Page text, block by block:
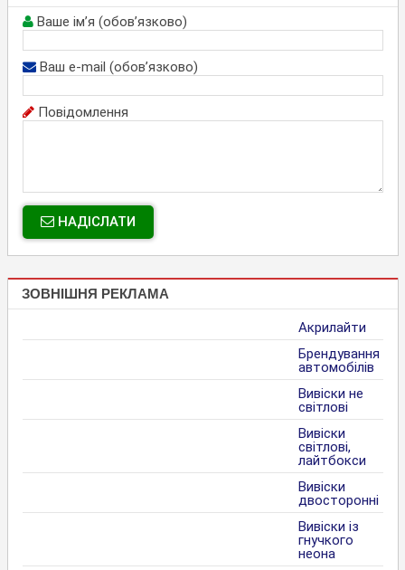
Ваше ім’я (обов’язково)
Ваш e-mail (обов’язково)
Повідомлення
НАДІСЛАТИ
ЗОВНІШНЯ РЕКЛАМА
Акрилайти
Брендування
автомобілів
Вивіски не
світлові
Вивіски
світлові,
лайтбокси
Вивіски
двосторонні
Вивіски із
гнучкого
неона